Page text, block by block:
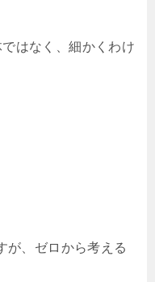
はなく、細かくわけ
が、ゼロから考える